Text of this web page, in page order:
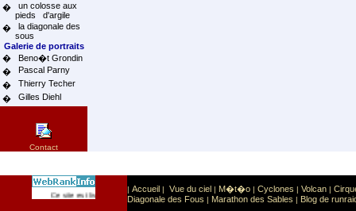
�
un colosse aux
pieds d'argile
�
la diagonale des
sous
Galerie de portraits
�
Beno�t Grondin
�
Pascal Parny
�
Thierry Techer
�
Gilles Diehl
Contact
Ce site est list� dans la cat�gorie Sport: Sports extr�mes
| Accueil | Vue du ciel | M�t�o | Cyclones | Volcan |
Diagonale des Fous | Marathon des Sables | Blog de